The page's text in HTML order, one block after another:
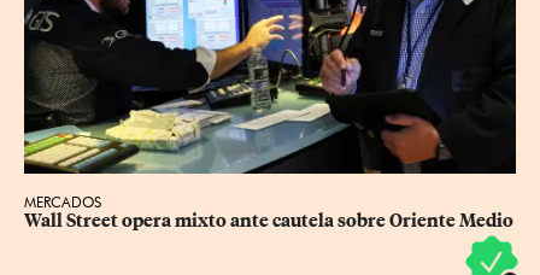
MERCADOS
Wall Street opera mixto ante cautela sobre Oriente Medio